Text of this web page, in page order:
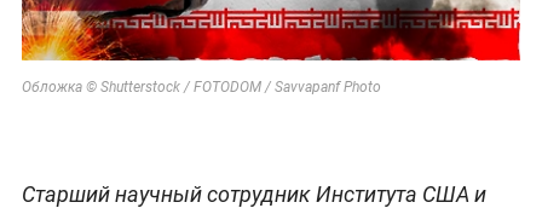
Обложка © Shutterstock / FOTODOM / Savvapanf Photo
Старший научный сотрудник Института США и